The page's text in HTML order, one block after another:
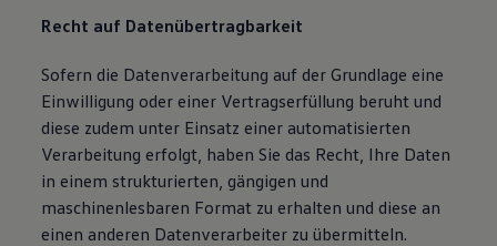
Recht auf Datenübertragbarkeit
Sofern die Datenverarbeitung auf der Grundlage eine
Einwilligung oder einer Vertragserfüllung beruht und
diese zudem unter Einsatz einer automatisierten
Verarbeitung erfolgt, haben Sie das Recht, Ihre Daten
in einem strukturierten, gängigen und
maschinenlesbaren Format zu erhalten und diese an
einen anderen Datenverarbeiter zu übermitteln.